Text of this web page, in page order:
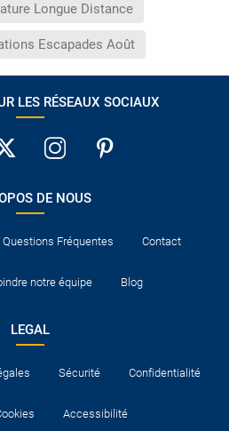
Longue Distance
Escapades Août
LES RÉSEAUX SOCIAUX
DE NOUS
Questions Fréquentes Contact
notre équipe Blog
LEGAL
Sécurité Confidentialité
Accessibilité